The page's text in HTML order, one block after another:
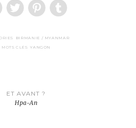
BIRMANIE / MYANMAR
MOTS CLÉS YANGON
ET AVANT ?
Hpa-An